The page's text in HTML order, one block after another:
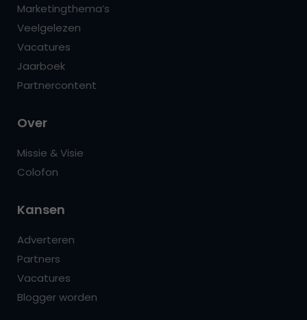
Marketingthema’s
Veelgelezen
Vacatures
Jaarboek
Partnercontent
Over
Missie & Visie
Colofon
Kansen
Adverteren
Partners
Vacatures
Blogger worden